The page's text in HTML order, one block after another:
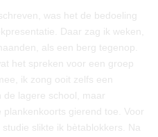
was het de bedoeling
Daar zag ik weken,
als een berg tegenop.
het spreken voor een groep
ik zong ooit zelfs een
lagere school, maar
gierend toe. Voor
slikte ik bètablokkers. Na